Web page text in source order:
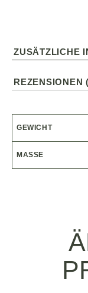
ZUSÄTZLICHE
REZENSIONEN
GEWICHT
MASSE